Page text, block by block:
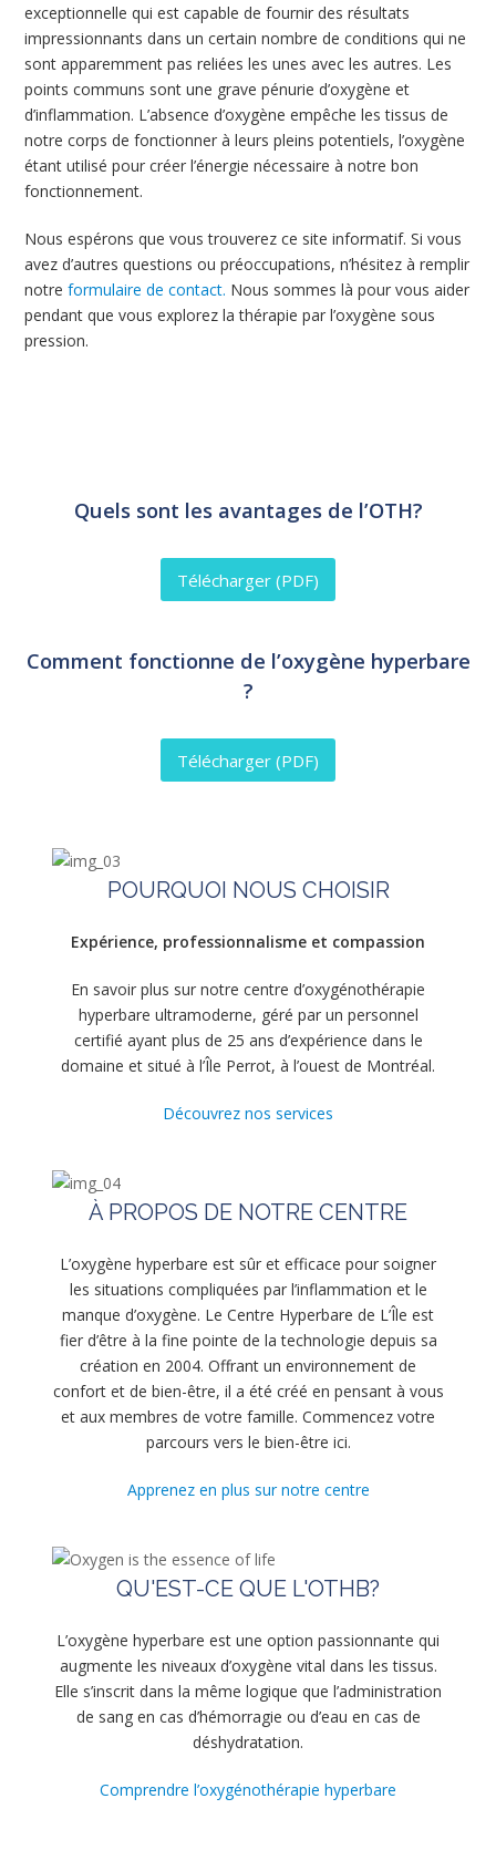
exceptionnelle qui est capable de fournir des résultats
impressionnants dans un certain nombre de conditions qui ne
sont apparemment pas reliées les unes avec les autres. Les
points communs sont une grave pénurie d’oxygène et
d’inflammation. L’absence d’oxygène empêche les tissus de
notre corps de fonctionner à leurs pleins potentiels, l’oxygène
étant utilisé pour créer l’énergie nécessaire à notre bon
fonctionnement.
Nous espérons que vous trouverez ce site informatif. Si vous
avez d’autres questions ou préoccupations, n’hésitez à remplir
notreformulaire de contact. Nous sommes là pour vous aider
pendant que vous explorez la thérapie par l’oxygène sous
pression.
Quels sont les avantages de l’OTH?
Télécharger (PDF)
Comment fonctionne de l’oxygène hyperbare
?
Télécharger (PDF)
POURQUOI NOUS CHOISIR
Expérience, professionnalisme et compassion
En savoir plus sur notre centre d’oxygénothérapie
hyperbare ultramoderne, géré par un personnel
certifié ayant plus de 25 ans d’expérience dans le
domaine et situé à l’Île Perrot, à l’ouest de Montréal.
Découvrez nos services
À PROPOS DE NOTRE CENTRE
L’oxygène hyperbare est sûr et efficace pour soigner
les situations compliquées par l’inflammation et le
manque d’oxygène. Le Centre Hyperbare de L’Île est
fier d’être à la fine pointe de la technologie depuis sa
création en 2004. Offrant un environnement de
confort et de bien-être, il a été créé en pensant à vous
et aux membres de votre famille. Commencez votre
parcours vers le bien-être ici.
Apprenez en plus sur notre centre
QU'EST-CE QUE L'OTHB?
L’oxygène hyperbare est une option passionnante qui
augmente les niveaux d’oxygène vital dans les tissus.
Elle s’inscrit dans la même logique que l’administration
de sang en cas d’hémorragie ou d’eau en cas de
déshydratation.
Comprendre l’oxygénothérapie hyperbare